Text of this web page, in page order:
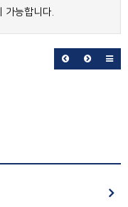
가능합니다.